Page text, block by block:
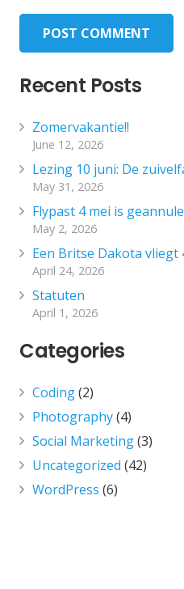
POST COMMENT
Recent Posts
Zomervakantie!!
June 12, 2026
Lezing 10 juni: De
May 31, 2026
Flypast 4 mei is
May 2, 2026
Een Britse Dakota vliegt
April 24, 2026
Statuten
April 1, 2026
Categories
Coding(2)
Photography(4)
Social Marketing(3)
Uncategorized (42)
WordPress (6)